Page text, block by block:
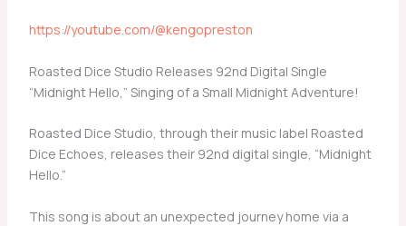
https://youtube.com/@kengopreston
Roasted Dice Studio Releases 92nd Digital Single
“Midnight Hello,” Singing of a Small Midnight Adventure!
Roasted Dice Studio, through their music label Roasted
Dice Echoes, releases their 92nd digital single, “Midnight
Hello.”
This song is about an unexpected journey home via a